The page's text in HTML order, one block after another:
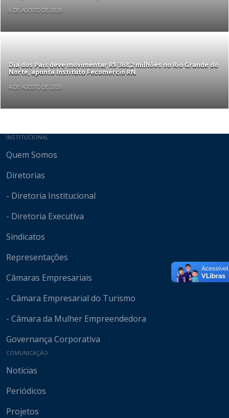
6 DE AGOSTO DE 2026
Dia dos Pais deve movimentar R$ 368,2 milhões no Rio Grande do
Norte, aponta Instituto Fecomércio RN
4 DE AGOSTO DE 2026
Mapa do site
INSTITUCIONAL
Quem Somos
Diretorias
- Diretoria Institucional
- Diretoria Executiva
Sindicatos
Representações
Câmaras Empresariais
- Câmara Empresarial do Turismo
- Câmara da Mulher Empreendedora
Governança Corporativa
COMUNICAÇÃO
Notícias
Periódicos
Projetos